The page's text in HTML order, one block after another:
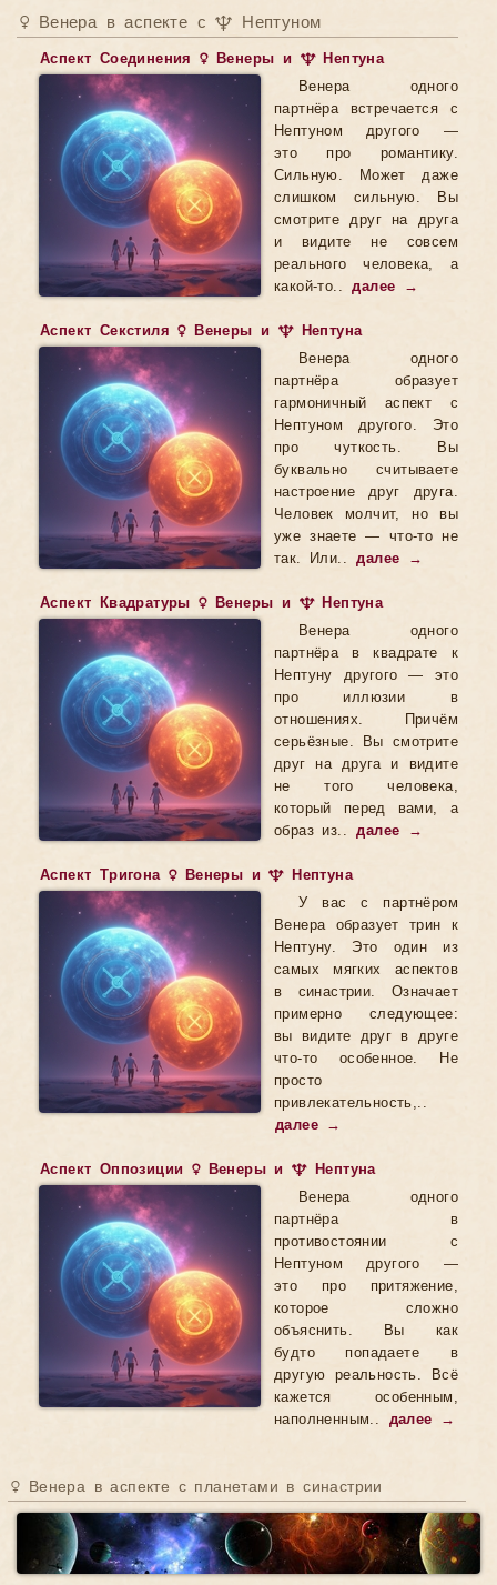
♀ Венера в аспекте с ♆ Нептуном
Аспект Соединения ♀ Венеры и ♆ Нептуна
Венера одного
партнёра встречается с
Нептуном другого —
это про романтику.
Сильную. Может даже
слишком сильную. Вы
смотрите друг на друга
и видите не совсем
реального человека, а
какой-то.. далее →
Аспект Секстиля ♀ Венеры и ♆ Нептуна
Венера одного
партнёра образует
гармоничный аспект с
Нептуном другого. Это
про чуткость. Вы
буквально считываете
настроение друг друга.
Человек молчит, но вы
уже знаете — что-то не
так. Или.. далее →
Аспект Квадратуры ♀ Венеры и ♆ Нептуна
Венера одного
партнёра в квадрате к
Нептуну другого — это
про иллюзии в
отношениях. Причём
серьёзные. Вы смотрите
друг на друга и видите
не того человека,
который перед вами, а
образ из.. далее →
Аспект Тригона ♀ Венеры и ♆ Нептуна
У вас с партнёром
Венера образует трин к
Нептуну. Это один из
самых мягких аспектов
в синастрии. Означает
примерно следующее:
вы видите друг в друге
что-то особенное. Не
просто
привлекательность,..
далее →
Аспект Оппозиции ♀ Венеры и ♆ Нептуна
Венера одного
партнёра в
противостоянии с
Нептуном другого —
это про притяжение,
которое сложно
объяснить. Вы как
будто попадаете в
другую реальность. Всё
кажется особенным,
наполненным.. далее →
♀ Венера в аспекте с планетами в синастрии